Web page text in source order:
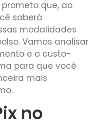
feito uma vez por ano,
fáceis de aprovar, sendo
.
feito uma vez por ano,
fáceis de aprovar, sendo
.
prometo que, ao
saberá
modalidades
Vamos analisar
e o custo-
para que você
mais
no